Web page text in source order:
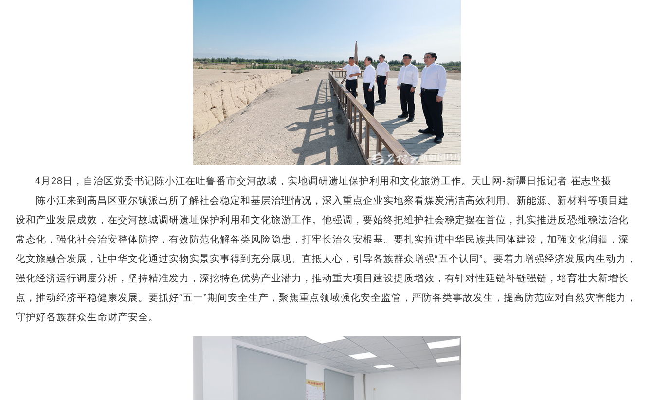
4月28日，自治区党委书记陈小江在吐鲁番市交河故城，实地调研遗址保护利用和文化旅游工作。天山网-新疆日报记者 崔志坚摄
陈小江来到高昌区亚尔镇派出所了解社会稳定和基层治理情况，深入重点企业实地察看煤炭清洁高效利用、新能源、新材料等项目建
设和产业发展成效，在交河故城调研遗址保护利用和文化旅游工作。他强调，要始终把维护社会稳定摆在首位，扎实推进反恐维稳法治化
常态化，强化社会治安整体防控，有效防范化解各类风险隐患，打牢长治久安根基。要扎实推进中华民族共同体建设，加强文化润疆，深
化文旅融合发展，让中华文化通过实物实景实事得到充分展现、直抵人心，引导各族群众增强“五个认同”。要着力增强经济发展内生动力，
强化经济运行调度分析，坚持精准发力，深挖特色优势产业潜力，推动重大项目建设提质增效，有针对性延链补链强链，培育壮大新增长
点，推动经济平稳健康发展。要抓好“五一”期间安全生产，聚焦重点领域强化安全监管，严防各类事故发生，提高防范应对自然灾害能力，
守护好各族群众生命财产安全。